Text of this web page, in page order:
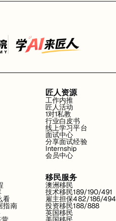
匠人资源
工作内推
匠人活动
1对1私教
行业白皮书
线上学习平台
面试中心
分享面试经验
Internship
会员中心
看
指南
移民服务
澳洲移民
技术移民189/190/491
雇主担保482/186/494
投资移民188/888
英国移民